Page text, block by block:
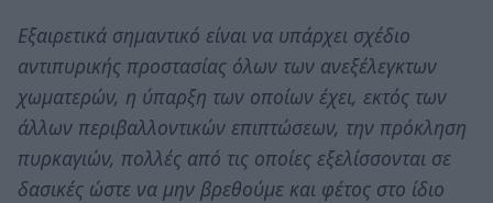
Εξαιρετικά σημαντικό είναι να υπάρχει σχέδιο
αντιπυρικής προστασίας όλων των ανεξέλεγκτων
χωματερών, η ύπαρξη των οποίων έχει, εκτός των
άλλων περιβαλλοντικών επιπτώσεων, την πρόκληση
πυρκαγιών, πολλές από τις οποίες εξελίσσονται σε
δασικές ώστε να μην βρεθούμε και φέτος στο ίδιο